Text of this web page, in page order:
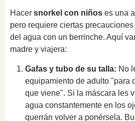
Hacer snorkel con niños es una
pero requiere ciertas
del agua con un berrinche. Aquí
madre y viajera:
Gafas y tubo de su talla: No
equipamiento de adulto "para
que viene". Si la máscara les
agua constantemente en los
querrán volver a ponérsela.